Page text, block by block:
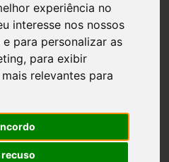
experiência no
interesse nos nossos
para personalizar as
, para exibir
relevantes para
recuso
mL-2,5 mL x 1